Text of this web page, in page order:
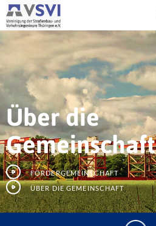
Über die
Gemeinschaft
Fördergemeinschaft
Über die Gemeinschaft